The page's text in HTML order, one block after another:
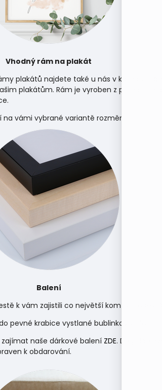
Vhodný rám na plakát
plakátů najdete také u nás v kategorii
plakátům. Rám je vyroben z přírodního
vámi vybrané variantě rozměru.
Balení
k vám zajistili co největší komfort,
pevné krabice vystlané bublinkovou fólií.
naše dárkové balení ZDE. Díky
k obdarování.